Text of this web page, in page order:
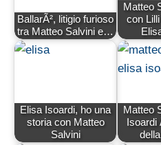
BallarÃ², litigio furioso
tra Matteo Salvini e…
Matteo
con
Elisa Isoardi, ho una
storia con Matteo
Salvini
Matteo
Isoardi